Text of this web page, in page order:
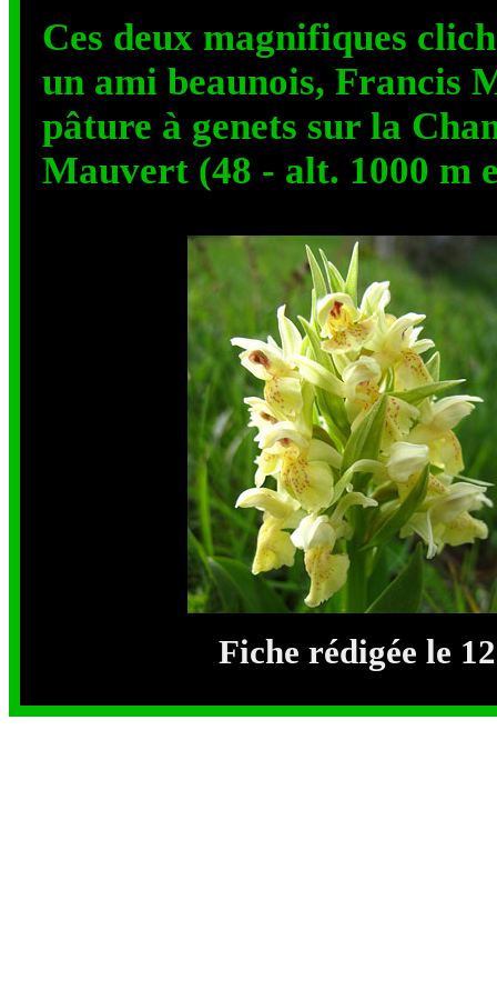
Ces deux magnifiques
un ami beaunois, Francis
pâture à genets sur la
Mauvert (48 - alt. 1000 m
Fiche rédigée le